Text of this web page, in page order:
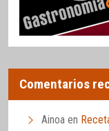
Comentarios
Ainoa en